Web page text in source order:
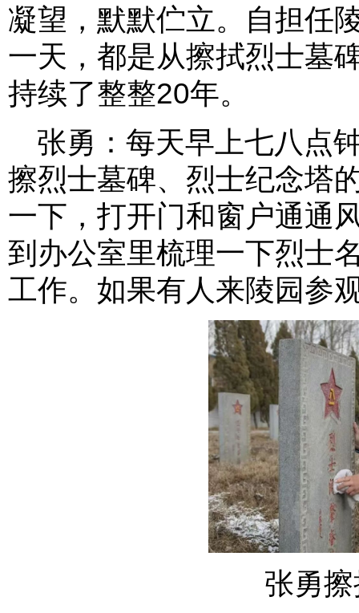
凝望，默默伫立。自担任
一天，都是从擦拭烈士墓
持续了整整20年。
张勇：每天早上七八点
擦烈士墓碑、烈士纪念塔
一下，打开门和窗户通通
到办公室里梳理一下烈士
工作。如果有人来陵园参
张勇